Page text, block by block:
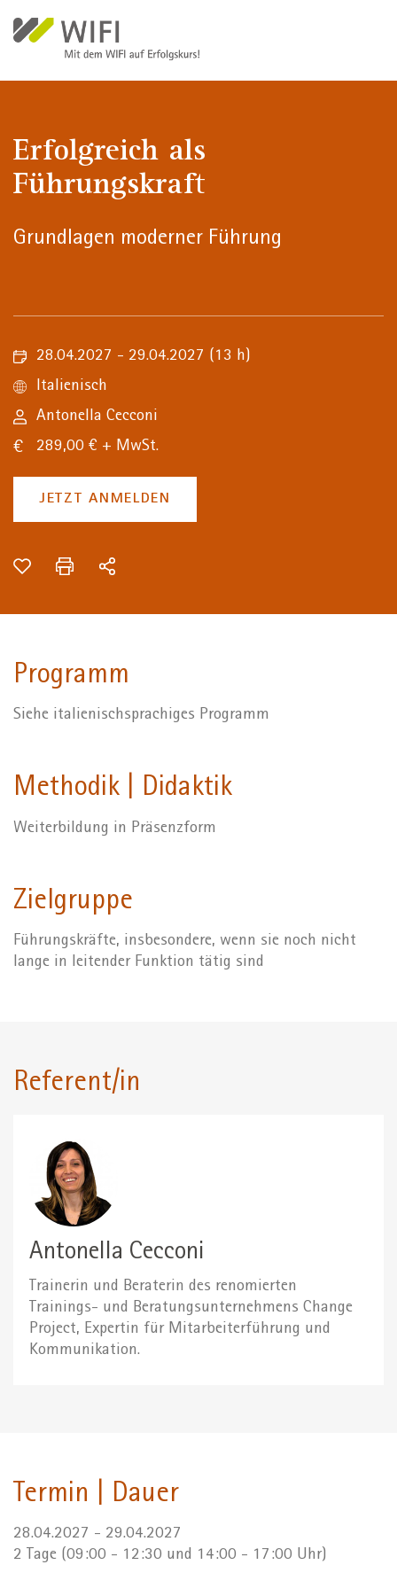
Erfolgreich als
Führungskraft
Grundlagen moderner Führung
28.04.2027 - 29.04.2027 (13 h)
Italienisch
Antonella Cecconi
289,00 € + MwSt.
JETZT ANMELDEN
Programm
Siehe italienischsprachiges Programm
Methodik | Didaktik
Weiterbildung in Präsenzform
Zielgruppe
Führungskräfte, insbesondere, wenn sie noch nicht
lange in leitender Funktion tätig sind
Referent/in
Antonella Cecconi
Trainerin und Beraterin des renomierten
Trainings- und Beratungsunternehmens Change
Project, Expertin für Mitarbeiterführung und
Kommunikation.
Termin | Dauer
28.04.2027 - 29.04.2027
2 Tage (09:00 - 12:30 und 14:00 - 17:00 Uhr)